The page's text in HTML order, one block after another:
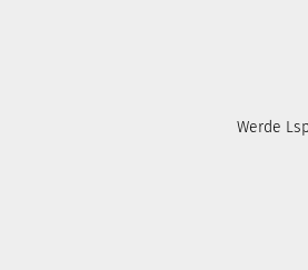
Werde